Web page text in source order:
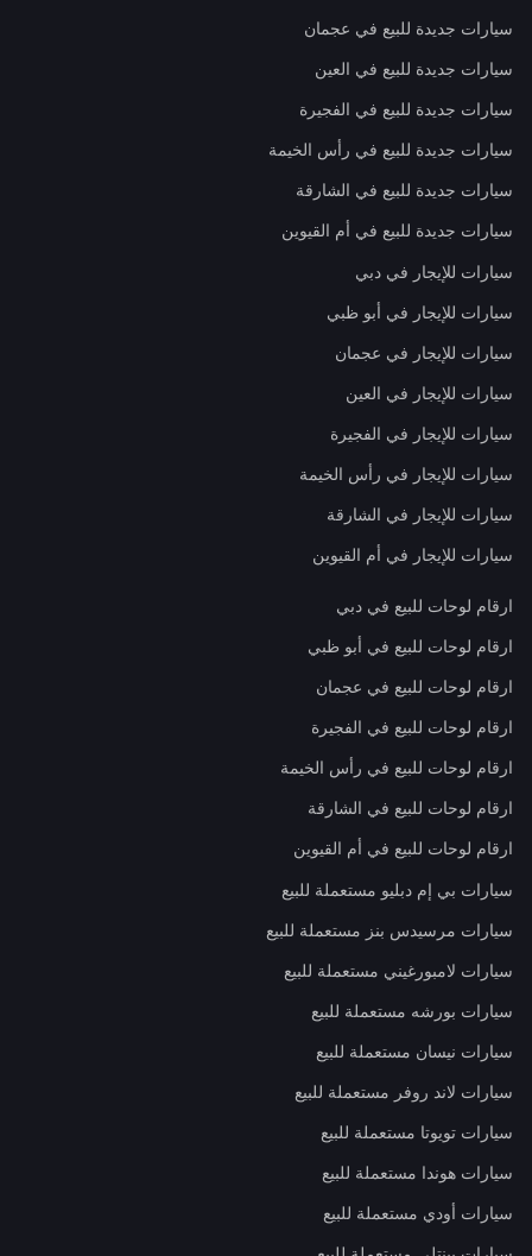
سيارات جديدة للبيع في عجمان
سيارات جديدة للبيع في العين
سيارات جديدة للبيع في الفجيرة
سيارات جديدة للبيع في رأس الخيمة
سيارات جديدة للبيع في الشارقة
سيارات جديدة للبيع في أم القيوين
سيارات للإيجار في دبي
سيارات للإيجار في أبو ظبي
سيارات للإيجار في عجمان
سيارات للإيجار في العين
سيارات للإيجار في الفجيرة
سيارات للإيجار في رأس الخيمة
سيارات للإيجار في الشارقة
سيارات للإيجار في أم القيوين
ارقام لوحات للبيع في دبي
ارقام لوحات للبيع في أبو ظبي
ارقام لوحات للبيع في عجمان
ارقام لوحات للبيع في الفجيرة
ارقام لوحات للبيع في رأس الخيمة
ارقام لوحات للبيع في الشارقة
ارقام لوحات للبيع في أم القيوين
سيارات بي إم دبليو مستعملة للبيع
سيارات مرسيدس بنز مستعملة للبيع
سيارات لامبورغيني مستعملة للبيع
سيارات بورشه مستعملة للبيع
سيارات نيسان مستعملة للبيع
سيارات لاند روفر مستعملة للبيع
سيارات تويوتا مستعملة للبيع
سيارات هوندا مستعملة للبيع
سيارات أودي مستعملة للبيع